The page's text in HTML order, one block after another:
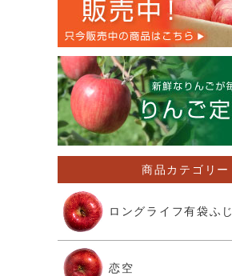
商品カテゴリー
ロングライフ有袋ふじ
恋空